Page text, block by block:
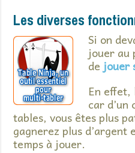
Les diverses
Si on
jouer au
de jouer
En effet,
car
tables, vous êtes plus
gagnerez plus d’argent
temps à jouer.